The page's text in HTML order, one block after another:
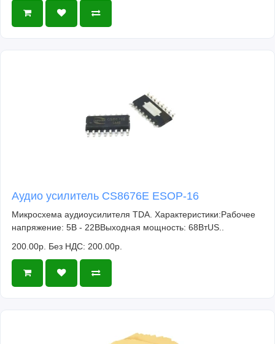
Аудио усилитель CS8676E ESOP-16
Микросхема аудиоусилителя TDA. Характеристики:Рабочее
напряжение: 5В - 22ВВыходная мощность: 68ВтUS..
200.00р. Без НДС: 200.00р.